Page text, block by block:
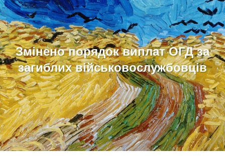
Змінено порядок виплат ОГД за
загиблих військовослужбовців